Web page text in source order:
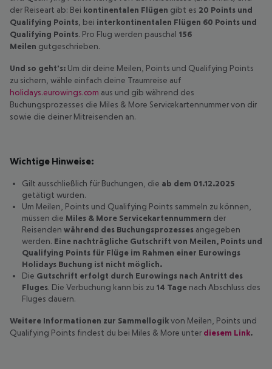
der Reiseart ab: Bei kontinentalen Flügen gibt es 20 Points und
Qualifying Points , bei interkontinentalen Flügen 60 Points und
Qualifying Points. Pro Flug werden pauschal 156
Meilen gutgeschrieben.
Und so geht's: Um dir deine Meilen, Points und Qualifying Points
zu sichern, wähle einfach deine Traumreise auf
holidays.eurowings.com aus und gib während des
Buchungsprozesses die Miles & More Servicekartennummer von dir
sowie die deiner Mitreisenden an.
Wichtige Hinweise:
Gilt ausschließlich für Buchungen, die ab dem 01.12.2025
getätigt wurden.
Um Meilen, Points und Qualifying Points sammeln zu können,
müssen die Miles & More Servicekartennummern der
Reisenden während des Buchungsprozesses angegeben
werden. Eine nachträgliche Gutschrift von Meilen, Points und
Qualifying Points für Flüge im Rahmen einer Eurowings
Holidays Buchung ist nicht möglich.
Die Gutschrift erfolgt durch Eurowings nach Antritt des
Fluges. Die Verbuchung kann bis zu 14 Tage nach Abschluss des
Fluges dauern.
Weitere Informationen zur Sammellogikvon Meilen, Points und
Qualifying Points findest du bei Miles & More unter diesem Link.